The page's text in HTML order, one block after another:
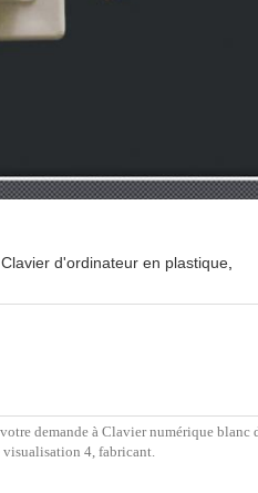
Clavier d'ordinateur en plastique